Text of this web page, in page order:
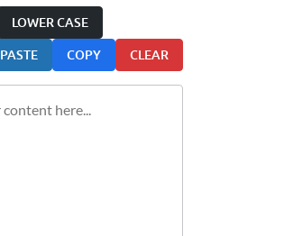
LOWER CASE
PASTE COPY CLEAR